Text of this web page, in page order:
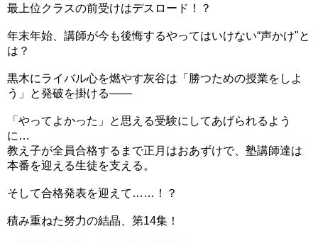
最上位クラスの前受けはデスロード！？
年末年始、講師が今も後悔するやってはいけない“声かけ"と
は？
黒木にライバル心を燃やす灰谷は「勝つための授業をしよ
う」と発破を掛ける――
「やってよかった」と思える受験にしてあげられるよう
に…
教え子が全員合格するまで正月はおあずけで、塾講師達は
本番を迎える生徒を支える。
そして合格発表を迎えて……！？
積み重ねた努力の結晶、第14集！